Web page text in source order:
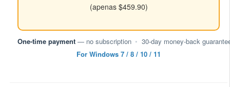
(apenas $459.90)
One-time payment — no subscription • 30-day money-back
For Windows 7 / 8 / 10 / 11